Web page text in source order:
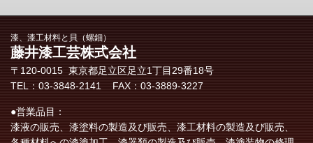
漆、漆工材料と貝（螺鈿）
藤井漆工芸株式会社
〒120-0015 東京都足立区​足立1丁目29番18号
TEL：03-3848-2141 FAX：03-3889-3227
●営業品目：
漆液の販売、漆塗料の製造及び販売、漆工材料の製造及び販売、